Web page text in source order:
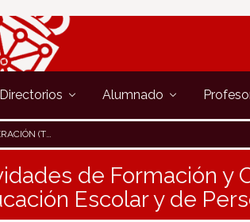
Directorios Alumnado
PERSONAS ADULTAS
de Formación y
Escolar y de